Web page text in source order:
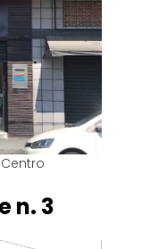
n. 3